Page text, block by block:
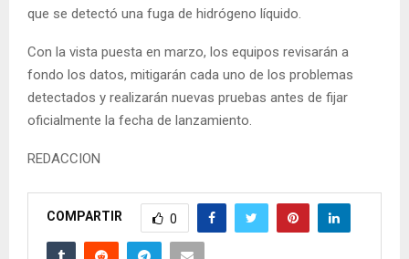
que se detectó una fuga de hidrógeno líquido.
Con la vista puesta en marzo, los equipos revisarán a
fondo los datos, mitigarán cada uno de los problemas
detectados y realizarán nuevas pruebas antes de fijar
oficialmente la fecha de lanzamiento.
REDACCION
COMPARTIR 0